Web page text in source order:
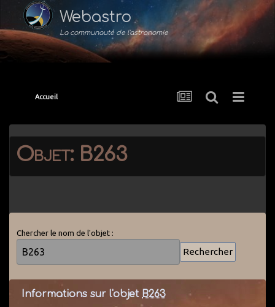
Webastro
La communauté de l'astronomie
Accueil
Objet: B263
Chercher le nom de l'objet :
Informations sur l'objet B263